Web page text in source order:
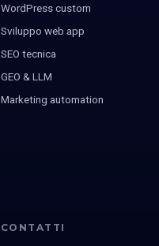
WordPress custom
Sviluppo web app
SEO tecnica
GEO & LLM
Marketing automation
CONTATTI